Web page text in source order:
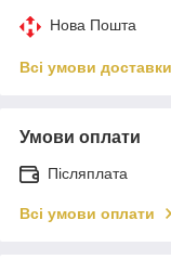
Нова Пошта
Всі умови доставки
Умови оплати
Післяплата
Всі умови оплати